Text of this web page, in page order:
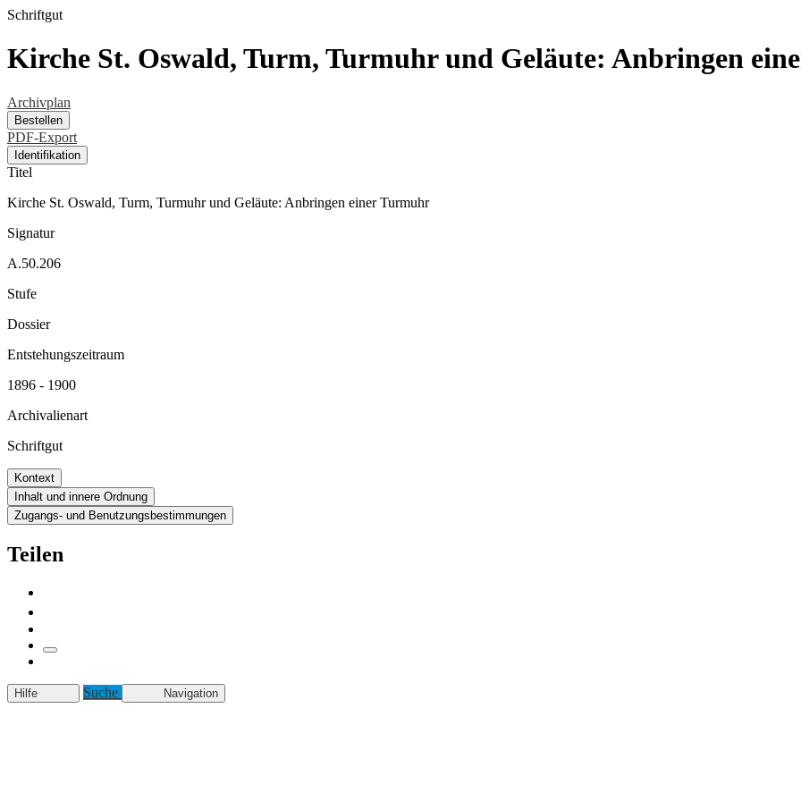
Schriftgut
Kirche St. Oswald, Turm, Turmuhr und Geläute: Anbringen
Archivplan
Bestellen
PDF-Export
Identifikation
Titel
Kirche St. Oswald, Turm, Turmuhr und Geläute: Anbringen einer Turmuhr
Signatur
A.50.206
Stufe
Dossier
Entstehungszeitraum
1896 - 1900
Archivalienart
Schriftgut
Kontext
Inhalt und innere Ordnung
Zugangs- und Benutzungsbestimmungen
Teilen
Hilfe Suche Navigation